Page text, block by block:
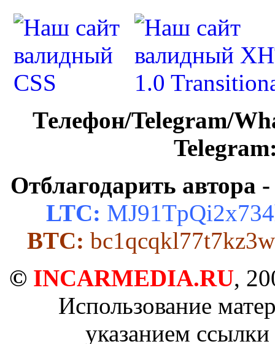
Телефон/Telegram/
Отблагодарить автора -
LTC:
BTC:
© INCARMEDIA.RU,
Использование
указанием